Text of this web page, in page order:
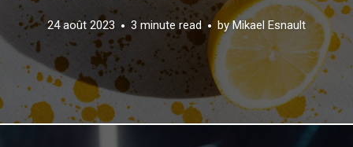
24 août 2023 3 minute read byMikael Esnault